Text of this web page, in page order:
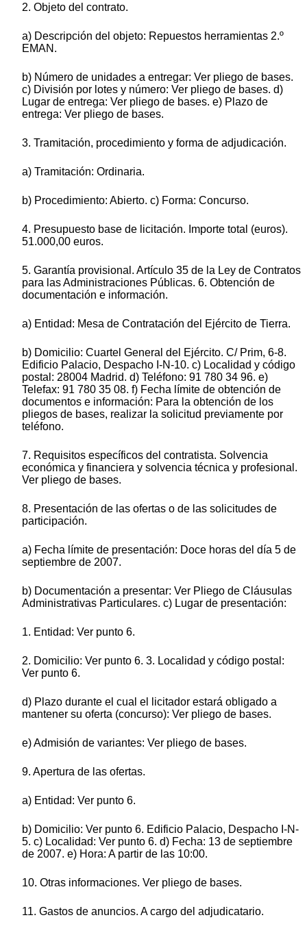
2. Objeto del contrato.
a) Descripción del objeto: Repuestos herramientas 2.º
EMAN.
b) Número de unidades a entregar: Ver pliego de bases.
c) División por lotes y número: Ver pliego de bases. d)
Lugar de entrega: Ver pliego de bases. e) Plazo de
entrega: Ver pliego de bases.
3. Tramitación, procedimiento y forma de adjudicación.
a) Tramitación: Ordinaria.
b) Procedimiento: Abierto. c) Forma: Concurso.
4. Presupuesto base de licitación. Importe total (euros).
51.000,00 euros.
5. Garantía provisional. Artículo 35 de la Ley de Contratos
para las Administraciones Públicas. 6. Obtención de
documentación e información.
a) Entidad: Mesa de Contratación del Ejército de Tierra.
b) Domicilio: Cuartel General del Ejército. C/ Prim, 6-8.
Edificio Palacio, Despacho I-N-10. c) Localidad y código
postal: 28004 Madrid. d) Teléfono: 91 780 34 96. e)
Telefax: 91 780 35 08. f) Fecha límite de obtención de
documentos e información: Para la obtención de los
pliegos de bases, realizar la solicitud previamente por
teléfono.
7. Requisitos específicos del contratista. Solvencia
económica y financiera y solvencia técnica y profesional.
Ver pliego de bases.
8. Presentación de las ofertas o de las solicitudes de
participación.
a) Fecha límite de presentación: Doce horas del día 5 de
septiembre de 2007.
b) Documentación a presentar: Ver Pliego de Cláusulas
Administrativas Particulares. c) Lugar de presentación:
1. Entidad: Ver punto 6.
2. Domicilio: Ver punto 6. 3. Localidad y código postal:
Ver punto 6.
d) Plazo durante el cual el licitador estará obligado a
mantener su oferta (concurso): Ver pliego de bases.
e) Admisión de variantes: Ver pliego de bases.
9. Apertura de las ofertas.
a) Entidad: Ver punto 6.
b) Domicilio: Ver punto 6. Edificio Palacio, Despacho I-N-
5. c) Localidad: Ver punto 6. d) Fecha: 13 de septiembre
de 2007. e) Hora: A partir de las 10:00.
10. Otras informaciones. Ver pliego de bases.
11. Gastos de anuncios. A cargo del adjudicatario.